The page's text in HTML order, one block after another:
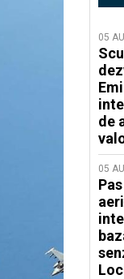
05
de
05